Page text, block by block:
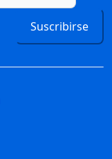
Suscribirse